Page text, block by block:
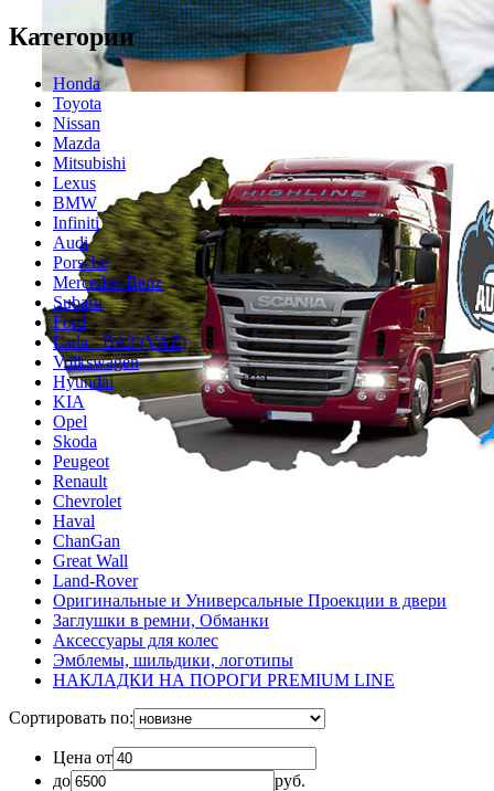
Категории
Honda
Toyota
Nissan
Mazda
Mitsubishi
Lexus
BMW
Infiniti
Audi
Porsche
Mercedes-Benz
Subaru
Ford
Lada - ВАЗ (VAZ)
Volkswagen
Hyundai
KIA
Opel
Skoda
Peugeot
Renault
Chevrolet
Haval
ChanGan
Great Wall
Land-Rover
Оригинальные и Универсальные Проекции в двери
Заглушки в ремни, Обманки
Аксессуары для колес
Эмблемы, шильдики, логотипы
НАКЛАДКИ НА ПОРОГИ PREMIUM LINE
Сортировать по:
Цена от
до
руб.